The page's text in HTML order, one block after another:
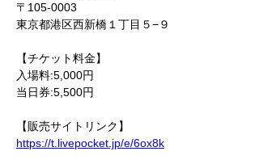
〒105-0003
東京都港区西新橋１丁目５−９
【チケット料金】
入場料:5,000円
当日券:5,500円
【販売サイトリンク】
https://t.livepocket.jp/e/6ox8k